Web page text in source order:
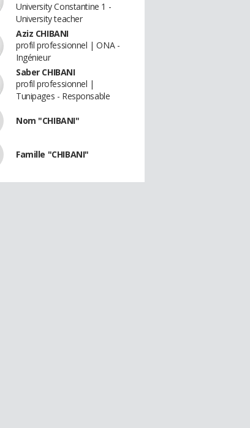
University Constantine 1 -
University teacher
Aziz CHIBANI
profil professionnel | ONA -
Ingénieur
Saber CHIBANI
profil professionnel |
Tunipages - Responsable
Nom "CHIBANI"
Famille "CHIBANI"